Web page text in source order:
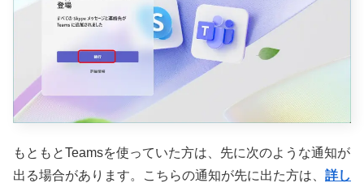
もともとTeamsを使っていた方は、先に次のような通知が
出る場合があります。こちらの通知が先に出た方は、 詳し